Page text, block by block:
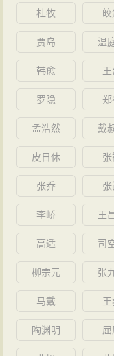
绍圣四年（1097
化军安置。五月十
辙送苏轼赴海南。
元符元年（1098
元符三年（1100
岳州安置，不久受
建中靖国元年（
江苏）去世，临终
崇宁元年（1102
杜牧 皎
贾岛 温
韩愈 王
罗隐 郑
孟浩然 戴
皮日休
张乔 张
李峤 王
高适 司
柳宗元 张
马戴 王
陶渊明 屈